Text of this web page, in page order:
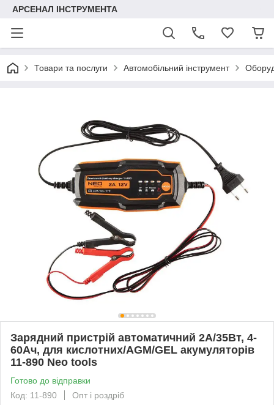
АРСЕНАЛ ІНСТРУМЕНТА
Товари та послуги Автомобільний інструмент
Зарядний пристрій автоматичний 2А/35Вт, 4-
60Ач, для кислотних/AGM/GEL акумуляторів
11-890 Neo tools
Готово до відправки
Код: 11-890
Опт і роздріб